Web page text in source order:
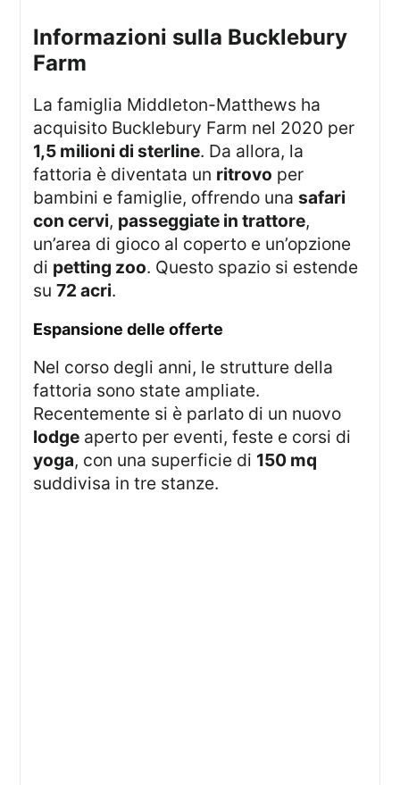
Informazioni sulla Bucklebury
Farm
La famiglia Middleton-Matthews ha
acquisito Bucklebury Farm nel 2020 per
1,5 milioni di sterline. Da allora, la
fattoria è diventata un ritrovo per
bambini e famiglie, offrendo unasafari
con cervi, passeggiate in trattore,
un’area di gioco al coperto e un’opzione
di petting zoo. Questo spazio si estende
su72 acri.
Espansione delle offerte
Nel corso degli anni, le strutture della
fattoria sono state ampliate.
Recentemente si è parlato di un nuovo
lodge aperto per eventi, feste e corsi di
yoga, con una superficie di 150 mq
suddivisa in tre stanze.